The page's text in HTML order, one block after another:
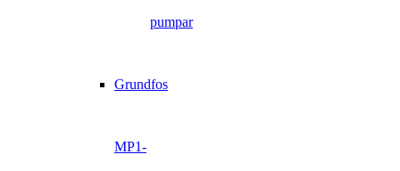
pumpar
Grundfos
MP1-